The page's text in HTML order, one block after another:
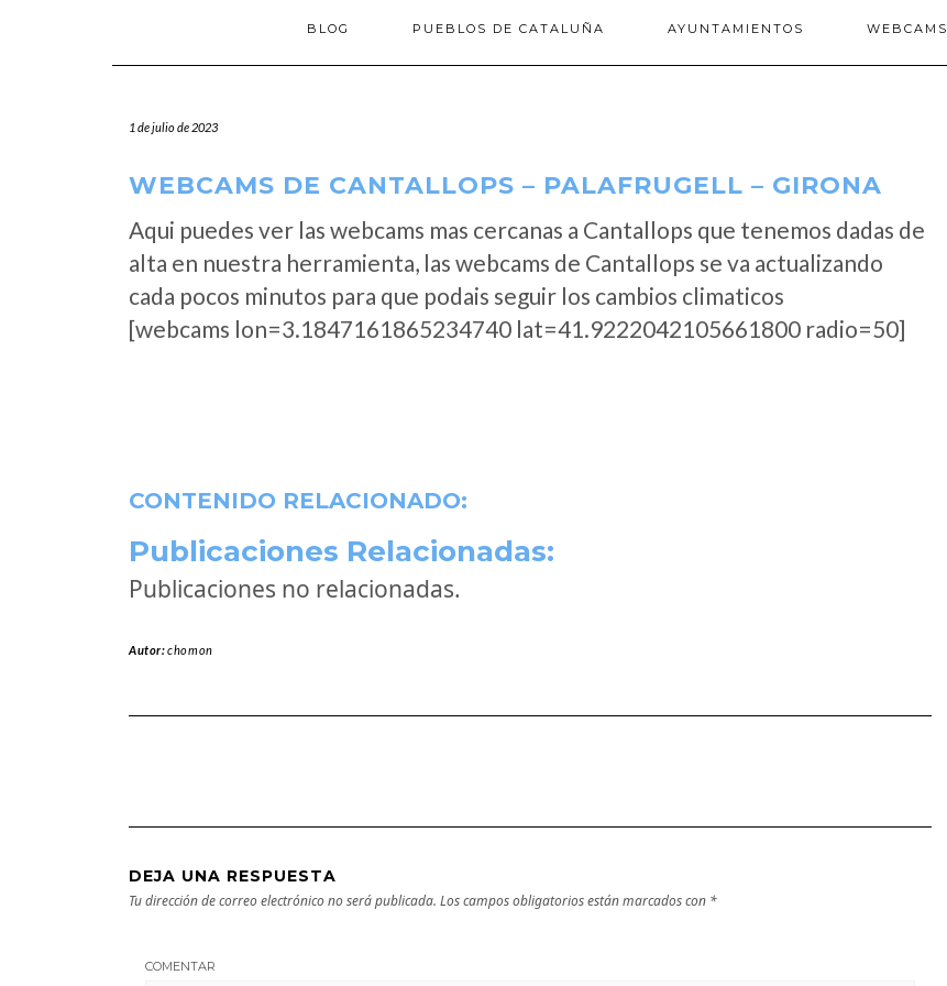
BLOG PUEBLOS DE CATALUÑA AYUNTAMIENTOS WEBCAMS
1 de julio de 2023
WEBCAMS DE CANTALLOPS – PALAFRUGELL – GIRONA
Aqui puedes ver las webcams mas cercanas a Cantallops que tenemos dadas de
alta en nuestra herramienta, las webcams de Cantallops se va actualizando
cada pocos minutos para que podais seguir los cambios climaticos
[webcams lon=3.1847161865234740 lat=41.9222042105661800 radio=50]
CONTENIDO RELACIONADO:
Publicaciones Relacionadas:
Publicaciones no relacionadas.
Autor:chomon
DEJA UNA RESPUESTA
Tu dirección de correo electrónico no será publicada. Los campos obligatorios están marcados con *
COMENTAR